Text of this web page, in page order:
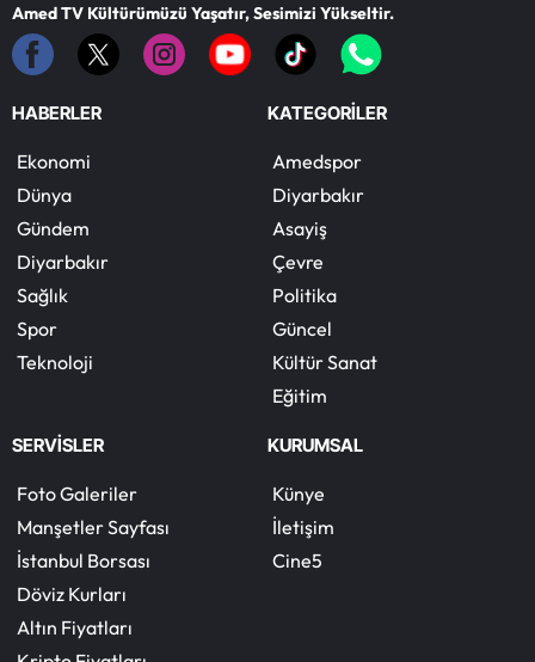
Amed TV Kültürümüzü Yaşatır, Sesimizi Yükseltir.
HABERLER
Ekonomi
Dünya
Gündem
Diyarbakır
Sağlık
Spor
Teknoloji
KATEGORİLER
Amedspor
Diyarbakır
Asayiş
Çevre
Politika
Güncel
Kültür Sanat
Eğitim
SERVİSLER
Foto Galeriler
Manşetler Sayfası
İstanbul Borsası
Döviz Kurları
Altın Fiyatları
KURUMSAL
Künye
İletişim
Cine5